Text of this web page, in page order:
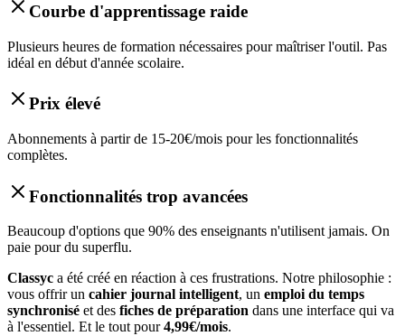
Courbe d'apprentissage raide
Plusieurs heures de formation nécessaires pour maîtriser l'outil. Pas
idéal en début d'année scolaire.
Prix élevé
Abonnements à partir de 15-20€/mois pour les fonctionnalités
complètes.
Fonctionnalités trop avancées
Beaucoup d'options que 90% des enseignants n'utilisent jamais. On
paie pour du superflu.
Classyc a été créé en réaction à ces frustrations. Notre philosophie :
vous offrir un cahier journal intelligent, un emploi du temps
synchronisé et des fiches de préparation dans une interface qui va
à l'essentiel. Et le tout pour 4,99€/mois.